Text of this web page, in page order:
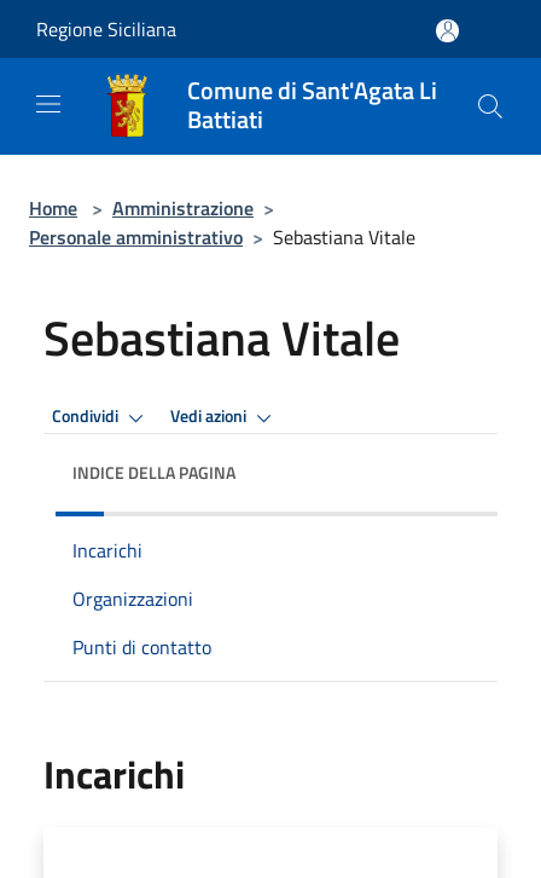
Regione Siciliana
Comune di Sant'Agata Li
Battiati
Home > Amministrazione >
Personale amministrativo > Sebastiana Vitale
Sebastiana Vitale
Condividi Vedi azioni
INDICE DELLA PAGINA
Incarichi
Organizzazioni
Punti di contatto
Incarichi